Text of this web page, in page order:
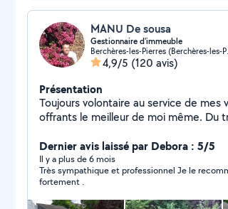
MANU De sousa
Gestionnaire d'immeuble
4,9/5 (120 avis)
Présentation
Toujours volontaire au service de mes
offrants le meilleur de moi même. Du
Cordialement.A bientôt.
Dernier avis laissé par Debora : 5/5
Il y a plus de 6 mois
Très sympathique et professionnel Je le recommande
fortement .